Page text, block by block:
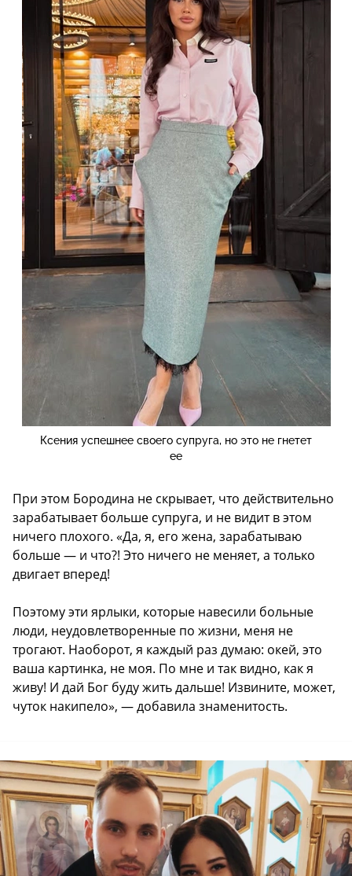
Ксения успешнее своего супруга, но это не гнетет
ее
При этом Бородина не скрывает, что действительно
зарабатывает больше супруга, и не видит в этом
ничего плохого. «Да, я, его жена, зарабатываю
больше — и что?! Это ничего не меняет, а только
двигает вперед!
Поэтому эти ярлыки, которые навесили больные
люди, неудовлетворенные по жизни, меня не
трогают. Наоборот, я каждый раз думаю: окей, это
ваша картинка, не моя. По мне и так видно, как я
живу! И дай Бог буду жить дальше! Извините, может,
чуток накипело», — добавила знаменитость.